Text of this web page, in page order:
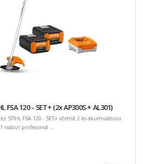
120 - SET+ (2x AP300S + AL301)
STIHL FSA 120 - SET+ včetně 2 ks akumulátoru
nabízí profesioná ...